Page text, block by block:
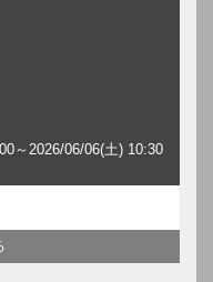
～2026/06/06(土) 10:30